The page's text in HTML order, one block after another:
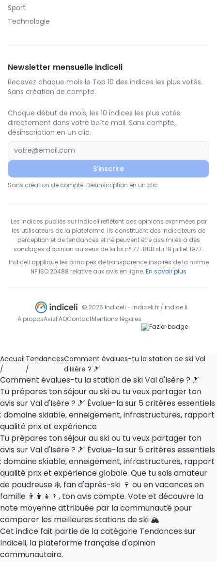
Sport
Technologie
Newsletter mensuelle Indiceli
Recevez chaque mois le Top 10 des indices les plus votés.
Sans création de compte.
Chaque début de mois, les 10 indices les plus votés
directement dans votre boîte mail. Sans compte,
désinscription en un clic.
S'inscrire
Sans création de compte. Désinscription en un clic.
Les indices publiés sur Indiceli reflètent des opinions exprimées par
les utilisateurs de la plateforme. Ils constituent des indicateurs de
perception et de tendances et ne peuvent être assimilés à des
sondages d'opinion au sens de la loi n° 77-808 du 19 juillet 1977.
Indiceli applique les principes de transparence inspirés de la norme
NF ISO 20488 relative aux avis en ligne. En savoir plus
© 2026 Indiceli - indiceli.fr / indice.li
À proposAvisFAQContactMentions légales
Accueil
/
Tendances
/
Comment évalues-tu la station de ski Val
d'Isère ? 🎿
Comment évalues-tu la station de ski Val d'Isère ? 🎿
Tu prépares ton séjour au ski ou tu veux partager ton
avis sur Val d'Isère ? 🎿 Évalue-la sur 5 critères essentiels
: domaine skiable, enneigement, infrastructures, rapport
qualité prix et expérience
Tu prépares ton séjour au ski ou tu veux partager ton
avis sur Val d'Isère ? 🎿 Évalue-la sur 5 critères essentiels
: domaine skiable, enneigement, infrastructures, rapport
qualité prix et expérience globale. Que tu sois amateur
de poudreuse ❄️, fan d'après-ski 🍷 ou en vacances en
famille 👨‍👩‍👧‍👦, ton avis compte. Vote et découvre la
note moyenne attribuée par la communauté pour
comparer les meilleures stations de ski 🏔️
Cet indice fait partie de la catégorie Tendances sur
Indiceli, la plateforme française d'opinion
communautaire.